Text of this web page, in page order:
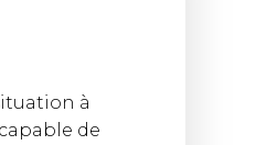
à
de